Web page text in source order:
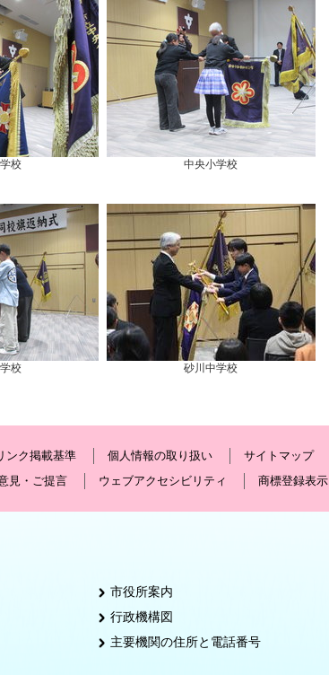
校 中央小学校
校 砂川中学校
ンク掲載基準 個人情報の取り扱い サイトマップ
見・ご提言 ウェブアクセシビリティ 商標登録表示
市役所案内
行政機構図
主要機関の住所と電話番号